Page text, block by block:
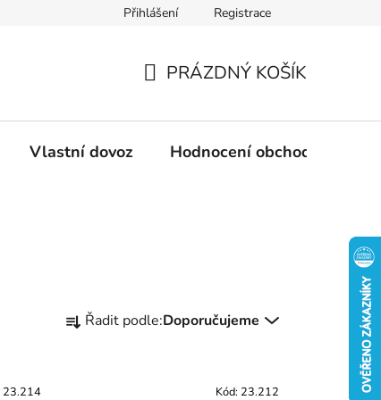
Přihlášení Registrace
N
PRÁZDNÝ KOŠÍK
Vlastní dovoz Hodnocení obchodu
a Řadit podle:Doporučujeme
23.214 Kód: 23.212